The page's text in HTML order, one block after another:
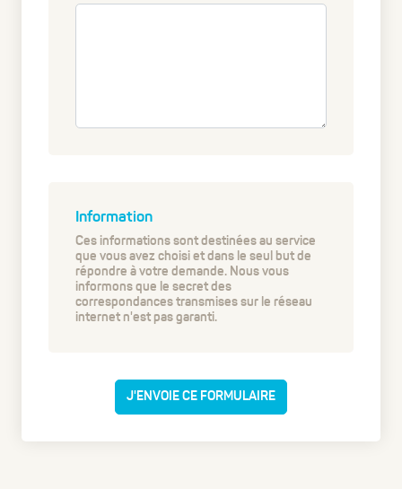
Information
Ces informations sont destinées au service
que vous avez choisi et dans le seul but de
répondre à votre demande. Nous vous
informons que le secret des
correspondances transmises sur le réseau
internet n'est pas garanti.